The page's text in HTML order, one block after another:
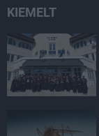
KIEMELT